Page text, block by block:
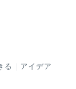
る｜アイデア